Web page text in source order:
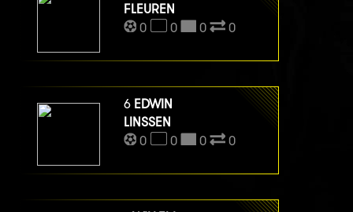
FLEUREN
0
0 0 0
6 EDWIN
LINSSEN
0
0 0 0